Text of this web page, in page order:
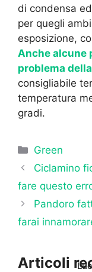
di condensa
per quegli
esposizione,
Anche alcune
problema
consigliabile
temperatura
gradi.
Categorie
Green
Ciclamino
fare questo
Pandoro
farai
Articoli